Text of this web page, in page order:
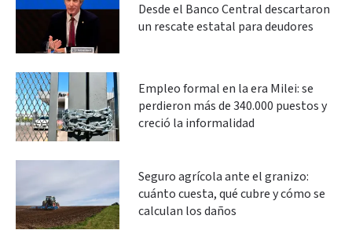
Desde el Banco Central descartaron
un rescate estatal para deudores
Empleo formal en la era Milei: se
perdieron más de 340.000 puestos y
creció la informalidad
Seguro agrícola ante el granizo:
cuánto cuesta, qué cubre y cómo se
calculan los daños